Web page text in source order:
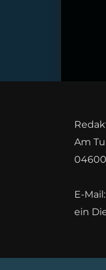
Am
E-Mail:
ein